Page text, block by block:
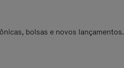
bolsas e novos lançamentos.